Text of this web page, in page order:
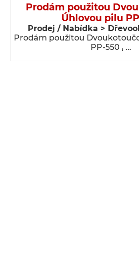
Prodám použitou
Úhlovou pilu
Prodej / Nabídka >
Prodám použitou
PP-550 , …